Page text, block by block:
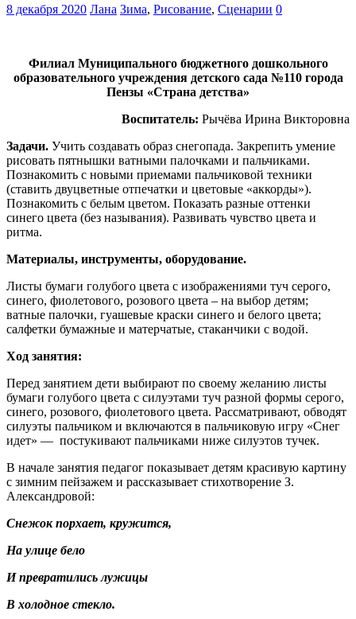
8 декабря 2020 Лана Зима, Рисование, Сценарии 0
Филиал Муниципального бюджетного дошкольного
образовательного учреждения детского сада №110 города
Пензы «Страна детства»
Воспитатель: Рычёва Ирина Викторовна
Задачи. Учить создавать образ снегопада. Закрепить умение
рисовать пятнышки ватными палочками и пальчиками.
Познакомить с новыми приемами пальчиковой техники
(ставить двуцветные отпечатки и цветовые «аккорды»).
Познакомить с белым цветом. Показать разные оттенки
синего цвета (без называния). Развивать чувство цвета и
ритма.
Материалы, инструменты, оборудование.
Листы бумаги голубого цвета с изображениями туч серого,
синего, фиолетового, розового цвета – на выбор детям;
ватные палочки, гуашевые краски синего и белого цвета;
салфетки бумажные и матерчатые, стаканчики с водой.
Ход занятия:
Перед занятием дети выбирают по своему желанию листы
бумаги голубого цвета с силуэтами туч разной формы серого,
синего, розового, фиолетового цвета. Рассматривают, обводят
силуэты пальчиком и включаются в пальчиковую игру «Снег
идет» — постукивают пальчиками ниже силуэтов тучек.
В начале занятия педагог показывает детям красивую картину
с зимним пейзажем и рассказывает стихотворение З.
Александровой:
Снежок порхает, кружится,
На улице бело
И превратились лужицы
В холодное стекло.